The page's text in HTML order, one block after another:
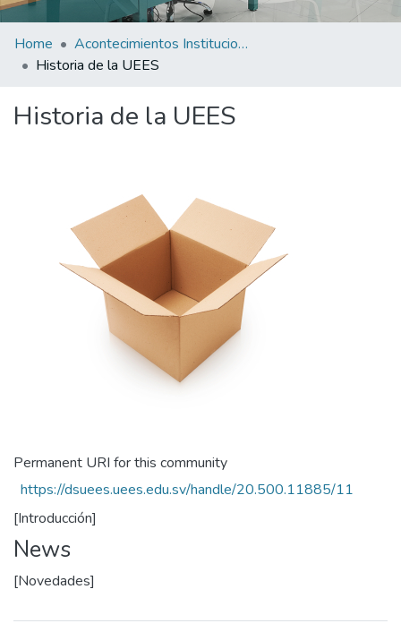
Home
Acontecimientos Institucionales
Historia de la UEES
Historia de la UEES
Permanent URI for this community
https://dsuees.uees.edu.sv/handle/20.500.11885/11
[Introducción]
News
[Novedades]